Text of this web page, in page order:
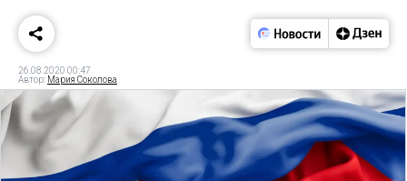
26.08.2020 00:47
Автор: Мария Соколова